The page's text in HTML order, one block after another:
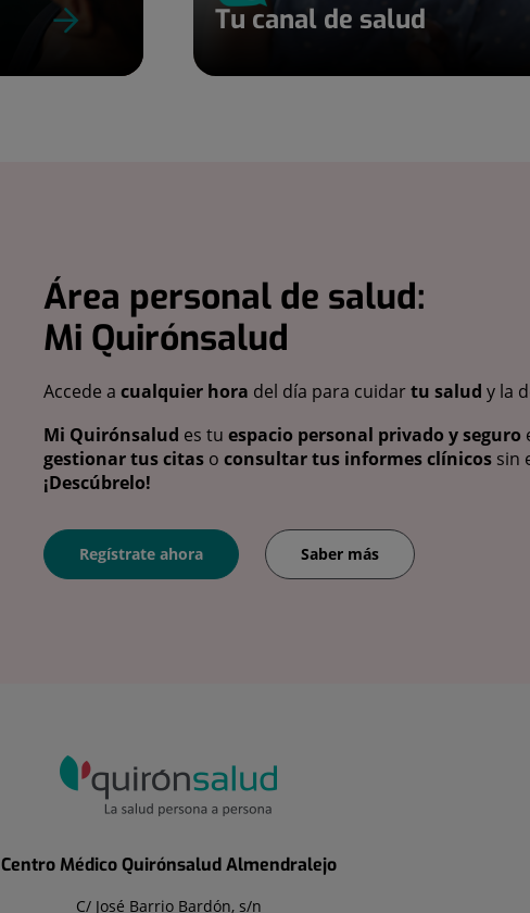
Tu canal de salud
Área personal de salud:
Mi Quirónsalud
Accede a cualquier hora del día para cuidartu salud y la
Mi Quirónsalud es tu espacio personal privado y seguro
gestionar tus citas o consultar tus informes clínicos sin
¡Descúbrelo!
Regístrate ahora Saber más
Centro Médico Quirónsalud Almendralejo
C/ José Barrio Bardón, s/n